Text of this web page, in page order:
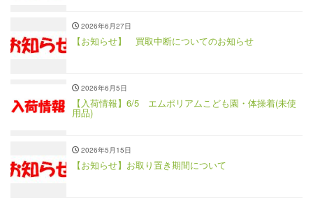
2026年6月27日
【お知らせ】 買取中断についてのお知らせ
2026年6月5日
【入荷情報】6/5 エムポリアムこども園・体操着(未使
用品)
2026年5月15日
【お知らせ】お取り置き期間について